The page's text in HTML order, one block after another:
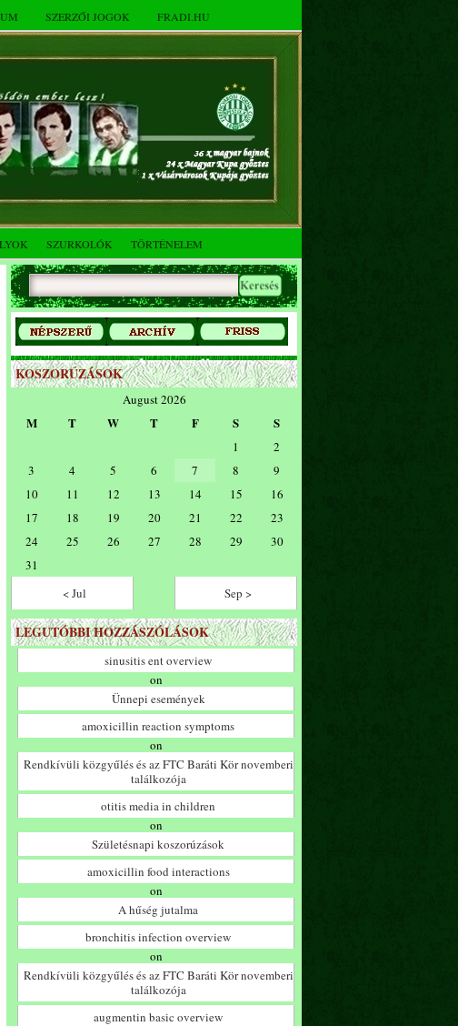
SZERZŐI JOGOK FRADI.HU
SZURKOLÓK TÖRTÉNELEM
KOSZORÚZÁSOK
August 2026
M T W T F S S
1
2
3
4 5 6 7 8
9
10
11 12 13 14 15
16
17
18 19 20 21 22
23
24
25 26 27 28 29
30
31
< Jul
Sep >
LEGUTÓBBI HOZZÁSZÓLÁSOK
sinusitis ent overview
on
Ünnepi események
amoxicillin reaction symptoms
on
Rendkívüli közgyűlés és az FTC Baráti Kör novemberi
találkozója
otitis media in children
on
Születésnapi koszorúzások
amoxicillin food interactions
on
A hűség jutalma
bronchitis infection overview
on
Rendkívüli közgyűlés és az FTC Baráti Kör novemberi
találkozója
augmentin basic overview